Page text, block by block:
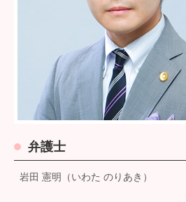
弁護士
岩田 憲明（いわた のりあき）